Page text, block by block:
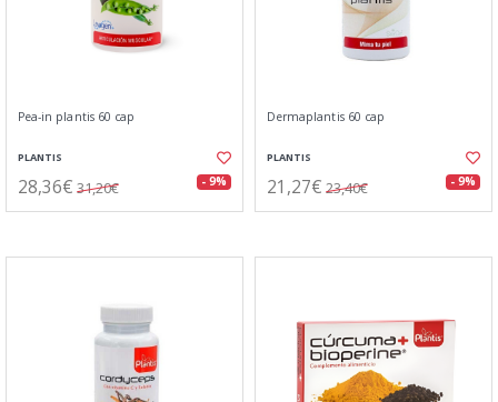
Pea-in plantis 60 cap
PLANTIS
28,36€ 31,20€ - 9%
Dermaplantis 60 cap
PLANTIS
21,27€ 23,40€ - 9%